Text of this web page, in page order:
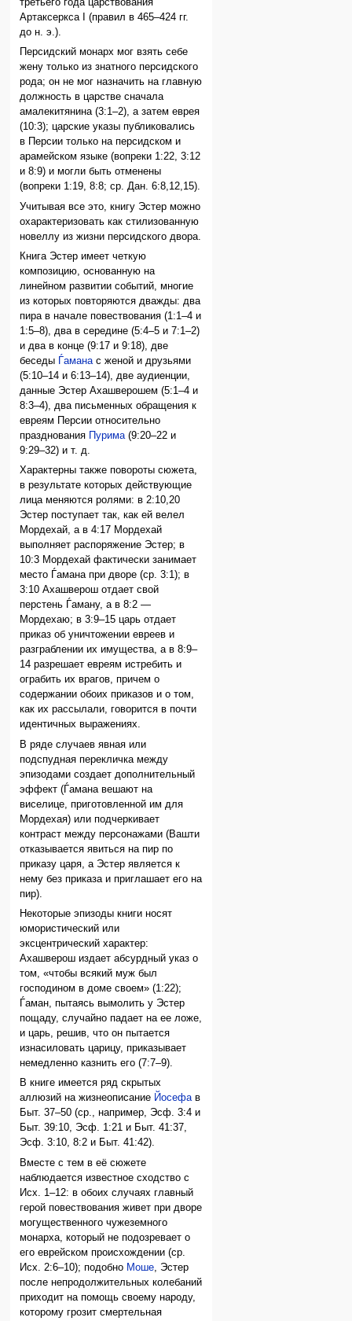
третьего года царствования
Артаксеркса I (правил в 465–424 гг.
до н. э.).
Персидский монарх мог взять себе
жену только из знатного персидского
рода; он не мог назначить на главную
должность в царстве сначала
амалекитянина (3:1–2), а затем еврея
(10:3); царские указы публиковались
в Персии только на персидском и
арамейском языке (вопреки 1:22, 3:12
и 8:9) и могли быть отменены
(вопреки 1:19, 8:8; ср. Дан. 6:8,12,15).
Учитывая все это, книгу Эстер можно
охарактеризовать как стилизованную
новеллу из жизни персидского двора.
Книга Эстер имеет четкую
композицию, основанную на
линейном развитии событий, многие
из которых повторяются дважды: два
пира в начале повествования (1:1–4 и
1:5–8), два в середине (5:4–5 и 7:1–2)
и два в конце (9:17 и 9:18), две
беседы
Ѓаманас женой и друзьями
(5:10–14 и 6:13–14), две аудиенции,
данные Эстер Ахашверошем (5:1–4 и
8:3–4), два письменных обращения к
евреям Персии относительно
празднования
Пурима(9:20–22 и
9:29–32) и т. д.
Характерны также повороты сюжета,
в результате которых действующие
лица меняются ролями: в 2:10,20
Эстер поступает так, как ей велел
Мордехай, а в 4:17 Мордехай
выполняет распоряжение Эстер; в
10:3 Мордехай фактически занимает
место Ѓамана при дворе (ср. 3:1); в
3:10 Ахашверош отдает свой
перстень Ѓаману, а в 8:2 —
Мордехаю; в 3:9–15 царь отдает
приказ об уничтожении евреев и
разграблении их имущества, а в 8:9–
14 разрешает евреям истребить и
ограбить их врагов, причем о
содержании обоих приказов и о том,
как их рассылали, говорится в почти
идентичных выражениях.
В ряде случаев явная или
подспудная перекличка между
эпизодами создает дополнительный
эффект (Ѓамана вешают на
виселице, приготовленной им для
Мордехая) или подчеркивает
контраст между персонажами (Вашти
отказывается явиться на пир по
приказу царя, а Эстер является к
нему без приказа и приглашает его на
пир).
Некоторые эпизоды книги носят
юмористический или
эксцентрический характер:
Ахашверош издает абсурдный указ о
том, «чтобы всякий муж был
господином в доме своем» (1:22);
Ѓаман, пытаясь вымолить у Эстер
пощаду, случайно падает на ее ложе,
и царь, решив, что он пытается
изнасиловать царицу, приказывает
немедленно казнить его (7:7–9).
В книге имеется ряд скрытых
аллюзий на жизнеописание Йосефав
Быт. 37–50 (ср., например, Эсф. 3:4 и
Быт. 39:10, Эсф. 1:21 и Быт. 41:37,
Эсф. 3:10, 8:2 и Быт. 41:42).
Вместе с тем в её сюжете
наблюдается известное сходство с
Исх. 1–12: в обоих случаях главный
герой повествования живет при дворе
могущественного чужеземного
монарха, который не подозревает о
его еврейском происхождении (ср.
Исх. 2:6–10); подобно Моше , Эстер
после непродолжительных колебаний
приходит на помощь своему народу,
которому грозит смертельная